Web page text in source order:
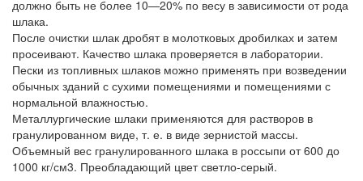
должно быть не более 10—20% по весу в зависимости от рода
шлака.
После очистки шлак дробят в молотковых дробилках и затем
просеивают. Качество шлака проверяется в лаборатории.
Пески из топливных шлаков можно применять при возведении
обычных зданий с сухими помещениями и помещениями с
нормальной влажностью.
Металлургические шлаки применяются для растворов в
гранулированном виде, т. е. в виде зернистой массы.
Объемный вес гранулированного шлака в россыпи от 600 до
1000 кг/см3. Преобладающий цвет светло-серый.